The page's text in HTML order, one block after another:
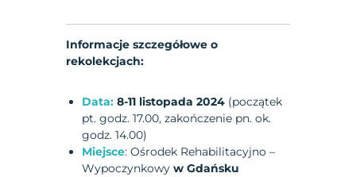
Informacje szczegółowe o
rekolekcjach:
Data: 8-11 listopada 2024 (początek
pt. godz. 17.00, zakończenie pn. ok.
godz. 14.00)
Miejsce: Ośrodek Rehabilitacyjno –
Wypoczynkowyw Gdańsku